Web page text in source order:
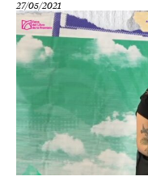
27/05/2021